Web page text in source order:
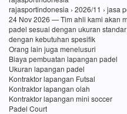
rajasportindonesia › 2026/11 › jasa
24 Nov 2026 — Tim ahli kami akan
padel sesuai dengan ukuran
dengan kebutuhan spesifik
Orang lain juga menelusuri
Biaya pembuatan lapangan padel
Ukuran lapangan padel
Kontraktor lapangan Futsal
Kontraktor lapangan olah
Kontraktor lapangan mini soccer
Padel Court